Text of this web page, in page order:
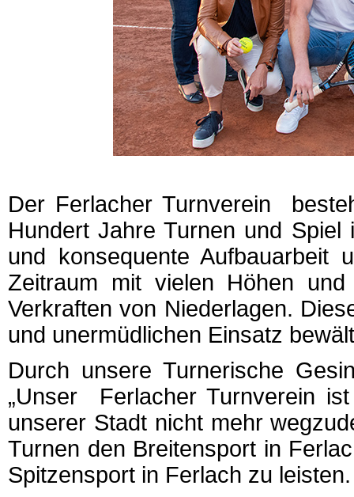
Der Ferlacher Turnverein
Hundert Jahre Turnen und Spiel
und konsequente Aufbauarbeit
Zeitraum mit vielen Höhen
Verkraften von Niederlagen.
und unermüdlichen Einsatz
Durch unsere Turnerische
„Unser Ferlacher Turnverein
unserer Stadt nicht mehr
Turnen den Breitensport in
Spitzensport in Ferlach zu leisten.